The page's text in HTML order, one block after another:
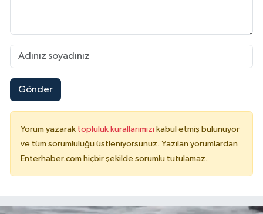
Gönder
Yorum yazarak topluluk kurallarımızı kabul etmiş bulunuyor
ve tüm sorumluluğu üstleniyorsunuz. Yazılan yorumlardan
Enterhaber.com hiçbir şekilde sorumlu tutulamaz.